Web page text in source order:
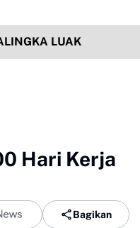
LUAK
Hari Kerja
Bagikan